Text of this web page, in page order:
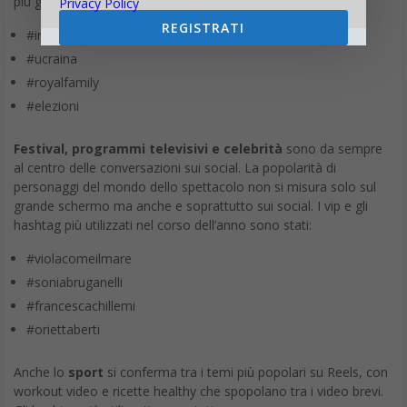
#iran
#ucraina
#royalfamily
#elezioni
Festival, programmi televisivi e celebrità sono da sempre
al centro delle conversazioni sui social. La popolarità di
personaggi del mondo dello spettacolo non si misura solo sul
grande schermo ma anche e soprattutto sui social. I vip e gli
hashtag più utilizzati nel corso dell’anno sono stati:
#violacomeilmare
#soniabruganelli
#francescachillemi
#oriettaberti
Anche lo sport si conferma tra i temi più popolari su Reels, con
workout video e ricette healthy che spopolano tra i video brevi.
REGISTRATI